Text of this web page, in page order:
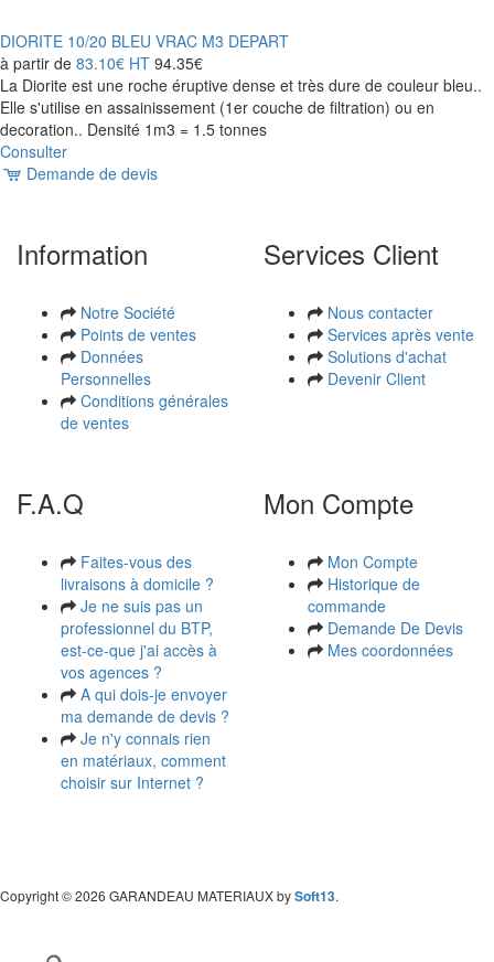
DIORITE 10/20 BLEU VRAC M3 DEPART
à partir de 83.10€ HT 94.35€
La Diorite est une roche éruptive dense et très dure de couleur bleu..
Elle s'utilise en assainissement (1er couche de filtration) ou en
decoration.. Densité 1m3 = 1.5 tonnes
Consulter
Demande de devis
Information
Notre Société
Points de ventes
Données
Personnelles
Conditions générales
de ventes
Services Client
Nous contacter
Services après vente
Solutions d'achat
Devenir Client
F.A.Q
Faites-vous des
livraisons à domicile ?
Je ne suis pas un
professionnel du BTP,
est-ce-que j'ai accès à
vos agences ?
A qui dois-je envoyer
ma demande de devis ?
Je n'y connais rien
en matériaux, comment
choisir sur Internet ?
Mon Compte
Mon Compte
Historique de
commande
Demande De Devis
Mes coordonnées
Copyright© 2026 GARANDEAU MATERIAUX bySoft13.